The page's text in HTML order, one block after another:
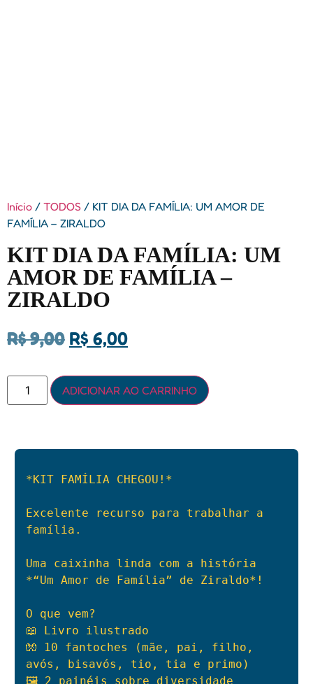
Início / TODOS / KIT DIA DA FAMÍLIA: UM AMOR DE
FAMÍLIA – ZIRALDO
KIT DIA DA FAMÍLIA: UM
AMOR DE FAMÍLIA –
ZIRALDO
R$9,00 R$ 6,00
ADICIONAR AO CARRINHO
*KIT FAMÍLIA CHEGOU!*
Excelente recurso para trabalhar a
família.
Uma caixinha linda com a história
*“Um Amor de Família” de Ziraldo*!
O que vem?
📖 Livro ilustrado
🧤 10 fantoches (mãe, pai, filho,
avós, bisavós, tio, tia e primo)
🖼️ 2 painéis sobre diversidade